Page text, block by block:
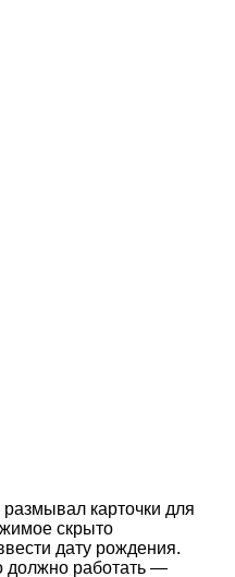
карточки для
скрыто
дату рождения.
должно работать —